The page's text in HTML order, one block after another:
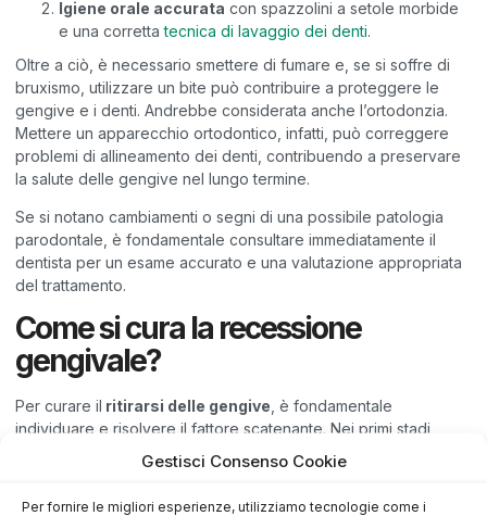
Gestisci Consenso Cookie
Per fornire le migliori esperienze, utilizziamo tecnologie come i
Igiene orale accurata con spazzolini a setole morbide
e una correttatecnica di lavaggio dei denti.
Oltre a ciò, è necessario smettere di fumare e, se si soffre di
bruxismo, utilizzare un bite può contribuire a proteggere le
gengive e i denti. Andrebbe considerata anche l’ortodonzia.
Mettere un apparecchio ortodontico, infatti, può correggere
problemi di allineamento dei denti, contribuendo a preservare
la salute delle gengive nel lungo termine.
Se si notano cambiamenti o segni di una possibile patologia
parodontale, è fondamentale consultare immediatamente il
dentista per un esame accurato e una valutazione appropriata
del trattamento.
Come si cura la recessione
gengivale?
Per curare il ritirarsi delle gengive , è fondamentale
individuare e risolvere il fattore scatenante. Nei primi stadi,
eliminando la causa sottostante, le gengive possono